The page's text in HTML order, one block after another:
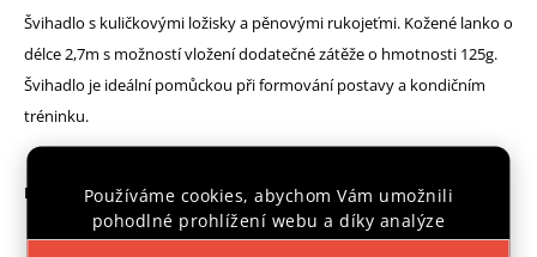
Používáme cookies, abychom Vám umožnili
pohodlné prohlížení webu a díky analýze
provozu webu neustále zlepšovali jeho funkce,
Švihadlo s kuličkovými ložisky a pěnovými rukojeťmi. Kožené lanko o
délce 2,7m s možností vložení dodatečné zátěže o hmotnosti 125g.
Švihadlo je ideální pomůckou při formování postavy a kondičním
tréninku.
Parametry:
Délka lana: 270cm